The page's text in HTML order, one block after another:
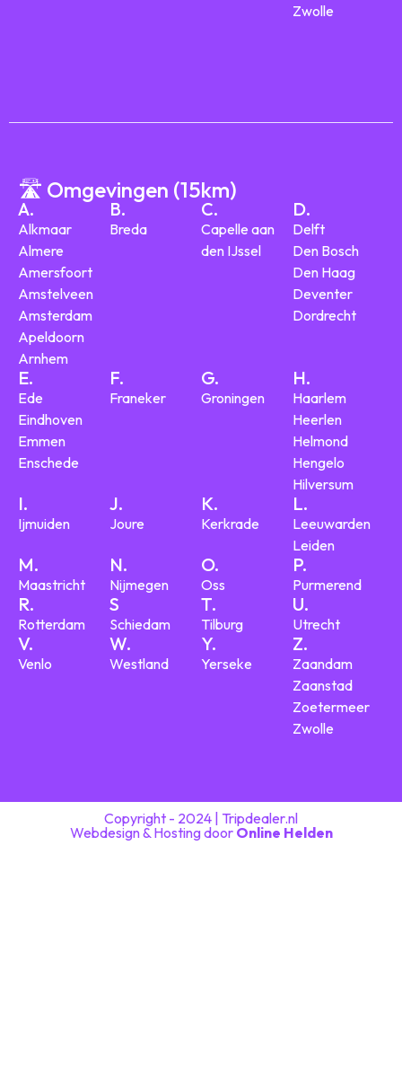
Zwolle
🛣️ Omgevingen (15km)
A.
Alkmaar
Almere
Amersfoort
Amstelveen
Amsterdam
Apeldoorn
Arnhem
B.
Breda
C.
Capelle aan
den IJssel
D.
Delft
Den Bosch
Den Haag
Deventer
Dordrecht
E.
Ede
Eindhoven
Emmen
Enschede
F.
Franeker
G.
Groningen
H.
Haarlem
Heerlen
Helmond
Hengelo
Hilversum
I.
Ijmuiden
J.
Joure
K.
Kerkrade
L.
Leeuwarden
Leiden
M.
Maastricht
N.
Nijmegen
O.
Oss
P.
Purmerend
R.
Rotterdam
S
Schiedam
T.
Tilburg
U.
Utrecht
V.
Venlo
W.
Westland
Y.
Yerseke
Z.
Zaandam
Zaanstad
Zoetermeer
Zwolle
Copyright - 2024 | Tripdealer.nl
Webdesign & Hosting door Online Helden